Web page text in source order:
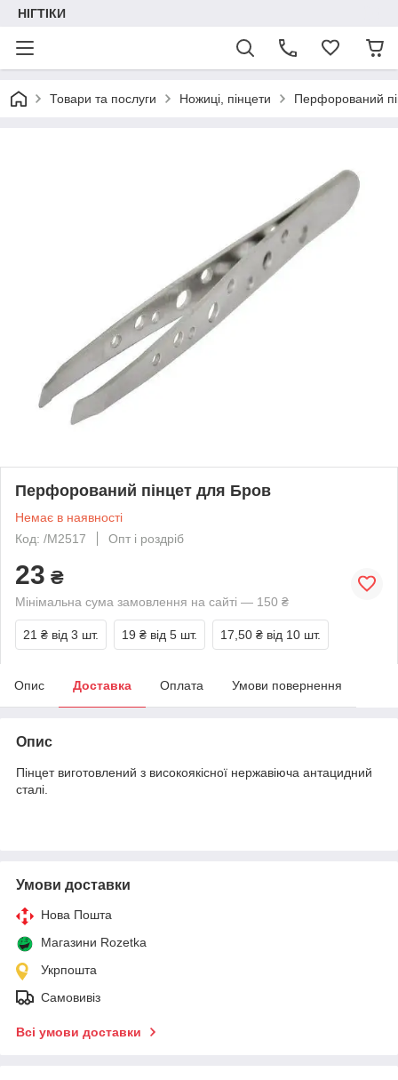
НІГТІКИ
Товари та послуги Ножиці, пінцети Перфорований
Перфорований пінцет для Бров
Немає в наявності
Код: /M2517
Опт і роздріб
23 ₴
Мінімальна сума замовлення на сайті — 150 ₴
21 ₴ від 3 шт. 19 ₴ від 5 шт. 17,50 ₴ від 10 шт.
Опис Доставка Оплата Умови повернення
Опис
Пінцет виготовлений з високоякісної нержавіюча антацидний
сталі.
Умови доставки
Нова Пошта
Магазини Rozetka
Укрпошта
Самовивіз
Всі умови доставки